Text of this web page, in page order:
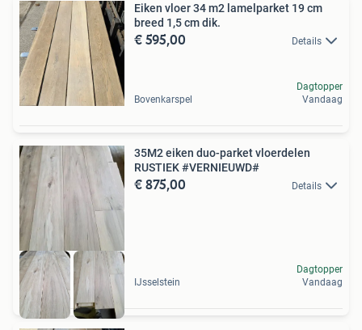
Eiken vloer 34 m2 lamelparket 19 cm
breed 1,5 cm dik.
€ 595,00 Details
Bovenkarspel
Dagtopper
Vandaag
35M2 eiken duo-parket vloerdelen
RUSTIEK #VERNIEUWD#
€ 875,00 Details
IJsselstein
Dagtopper
Vandaag